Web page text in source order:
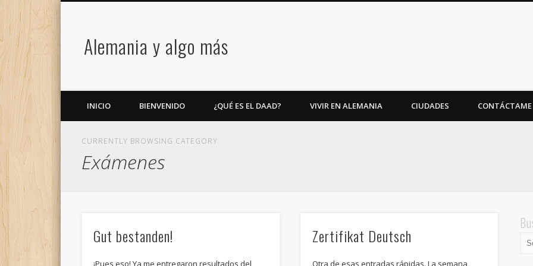
Alemania y algo más
INICIO BIENVENIDO ¿QUÉ ES EL DAAD? VIVIR EN ALEMANIA CIUDADES CONTÁCTAME
CURRENTLY BROWSING CATEGORY
Exámenes
Gut bestanden!
¡Pues eso! Ya me entregaron resultados del
Zertifikat Deutsch
Otra de esas entradas rápidas. La semana